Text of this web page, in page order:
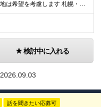
┃全国募集！勤務地は希望を考慮します 札幌・仙台・東京・横浜・金沢・名古屋・大阪・京都・広島・福岡 募集 ※上記のほか、全国に拠点あり ※キャリアアップやキャリアシフトに伴う転勤も一部ありますが、基
検討中に入れる
2026.09.03
話を聞きたい応募可